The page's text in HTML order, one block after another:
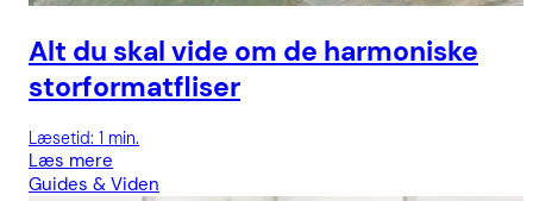
Alt du skal vide om de harmoniske
storformatfliser
Læsetid: 1 min.
Læs mere
Guides & Viden